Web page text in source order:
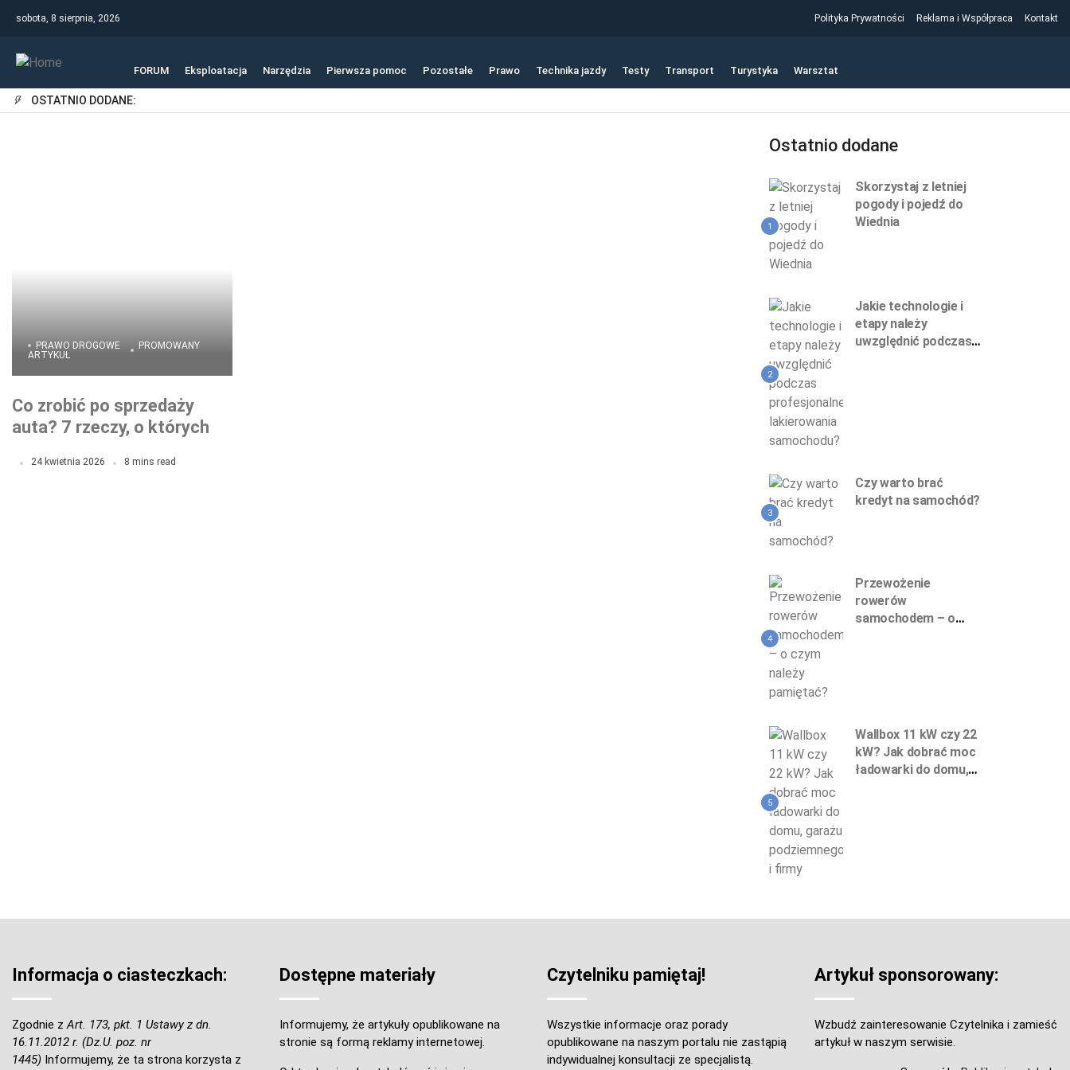
sobota, 8 sierpnia, 2026 Polityka Prywatności Reklama i Współpraca Kontakt
FORUM Eksploatacja Narzędzia Pierwsza pomoc Pozostałe Prawo Technika jazdy Testy Transport Turystyka Warsztat
OSTATNIO DODANE:
PRAWO DROGOWE
PROMOWANY
ARTYKUŁ
Co zrobić po sprzedaży
auta? 7 rzeczy, o których
kierowców!
24 kwietnia 2026 8 mins read
Ostatnio dodane
1
Skorzystaj z letniej
pogody i pojedź do
Wiednia
2
Jakie technologie i
etapy należy
uwzględnić podczas
3
Czy warto brać
kredyt na samochód?
4
Przewożenie
rowerów
samochodem – o
5
Wallbox 11 kW czy 22
kW? Jak dobrać moc
ładowarki do domu,
Informacja o ciasteczkach:
Zgodnie zArt. 173, pkt. 1 Ustawy z dn.
16.11.2012 r. (Dz.U. poz. nr
1445) Informujemy, że ta strona korzysta z
Dostępne materiały
Informujemy, że artykuły opublikowane na
stronie są formą reklamy internetowej.
Czytelniku pamiętaj!
Wszystkie informacje oraz porady
opublikowane na naszym portalu nie zastąpią
indywidualnej konsultacji ze specjalistą.
Artykuł sponsorowany:
Wzbudź zainteresowanie Czytelnika i zamieść
artykuł w naszym serwisie.